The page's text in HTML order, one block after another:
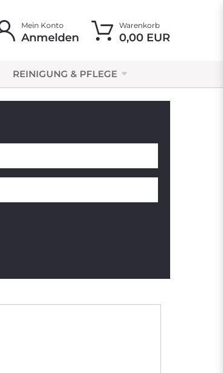
Mein Konto
Anmelden
Warenkorb
0,00 EUR
REINIGUNG & PFLEGE